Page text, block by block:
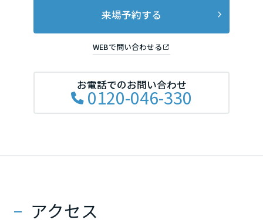
来場予約する
WEBで問い合わせる
お電話でのお問い合わせ
0120-046-330
アクセス